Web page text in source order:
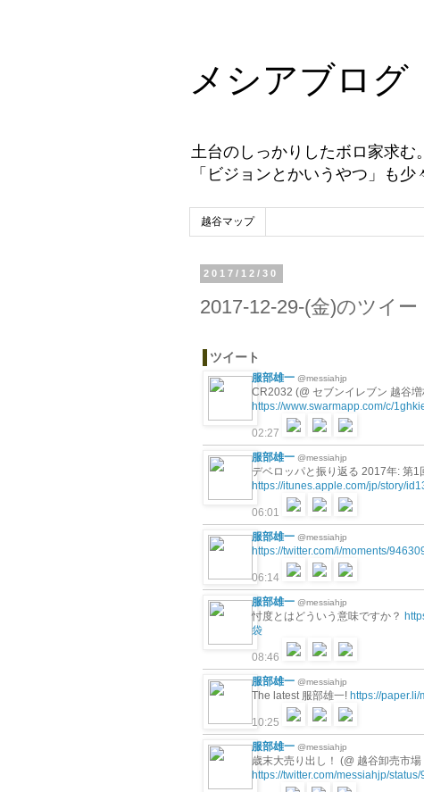
メシアブログ
土台のしっかりしたボロ家求む
「ビジョンとかいうやつ」も
越谷マップ
2017/12/30
2017-12-29-(金)のツイー
ツイート
服部雄一 @messiahjp
CR2032 (@ セブンイレブン 越谷
https://www.swarmapp.com/c/
02:27
服部雄一 @messiahjp
デベロッパと振り返る 2017年: 第
https://itunes.apple.com/jp/story/
06:01
服部雄一 @messiahjp
https://twitter.com/i/moments/
06:14
服部雄一 @messiahjp
忖度とはどういう意味ですか？
袋
08:46
服部雄一 @messiahjp
The latest 服部雄一! https://
10:25
服部雄一 @messiahjp
歳末大売り出し！ (@ 越谷卸売市
https://twitter.com/messiahjp/